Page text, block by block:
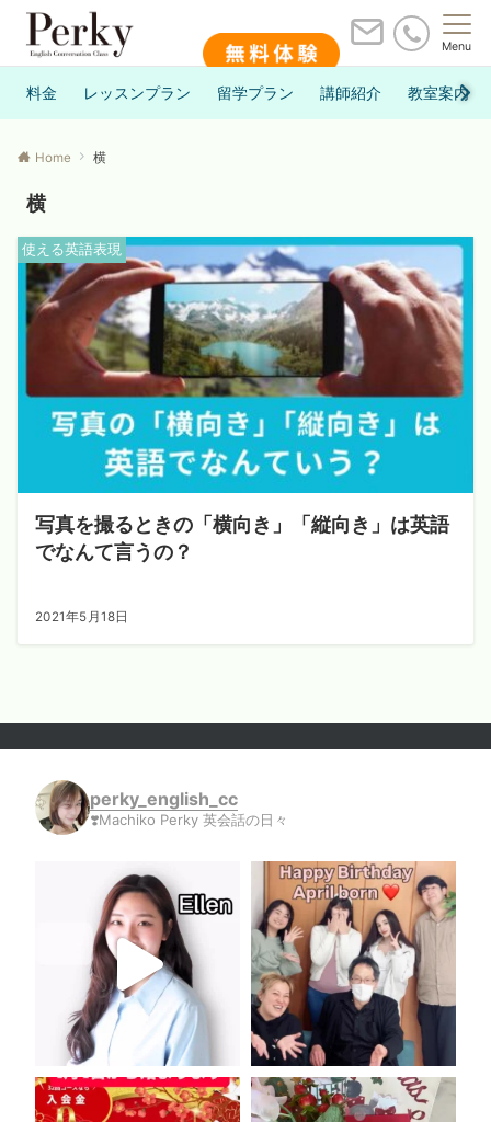
Menu
料金 レッスンプラン 留学プラン 講師紹介 教室案内
Home 横
横
使える英語表現
写真を撮るときの「横向き」「縦向き」は英語
でなんて言うの？
2021年5月18日
perky_english_cc
❣️Machiko Perky 英会話の日々